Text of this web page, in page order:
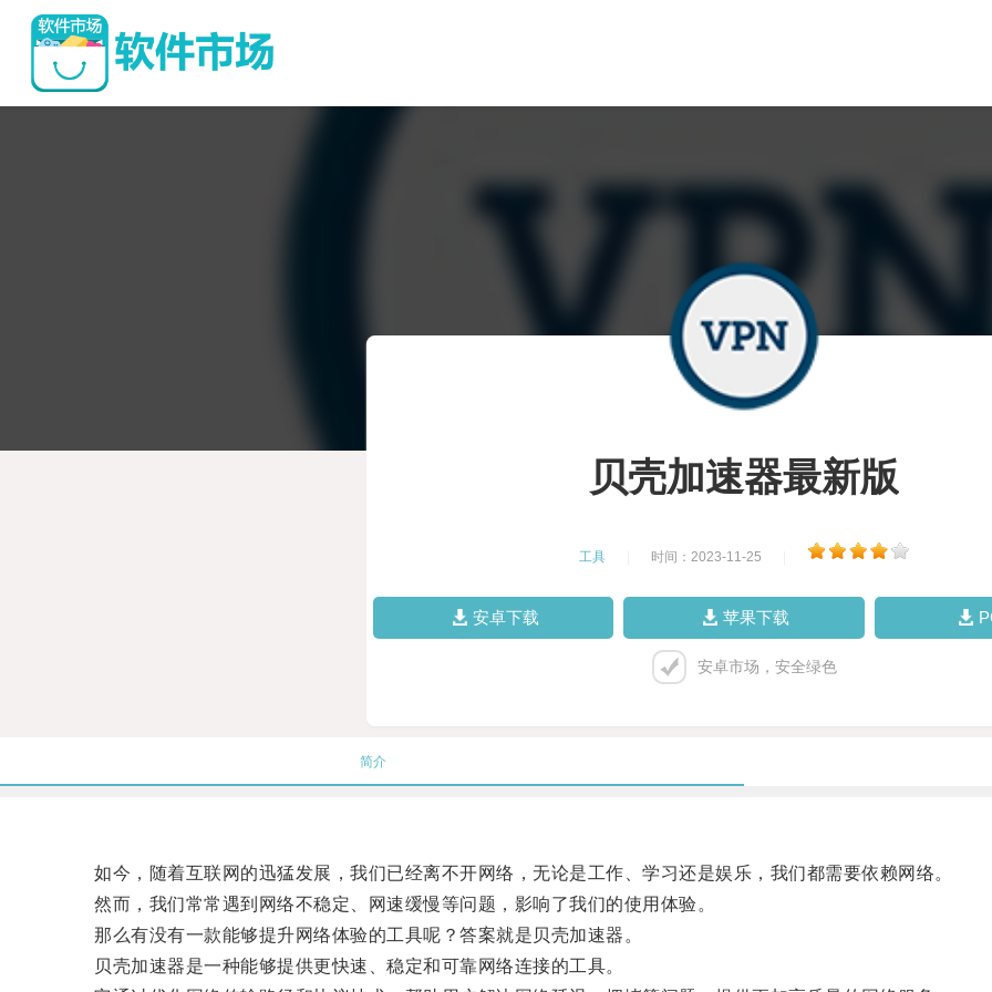
贝壳加速器最新版
工具 时间：2023-11-25
安卓下载 苹果下载
安卓市场，安全绿色
简介
如今，随着互联网的迅猛发展，我们已经离不开网络，无论是工作、学习还是娱乐，我们都需要依赖网络。
然而，我们常常遇到网络不稳定、网速缓慢等问题，影响了我们的使用体验。
那么有没有一款能够提升网络体验的工具呢？答案就是贝壳加速器。
贝壳加速器是一种能够提供更快速、稳定和可靠网络连接的工具。